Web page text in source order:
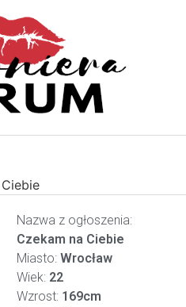
Nazwa z ogłoszenia:
Czekam na Ciebie
Miasto: Wrocław
Wiek: 22
Wzrost: 169cm